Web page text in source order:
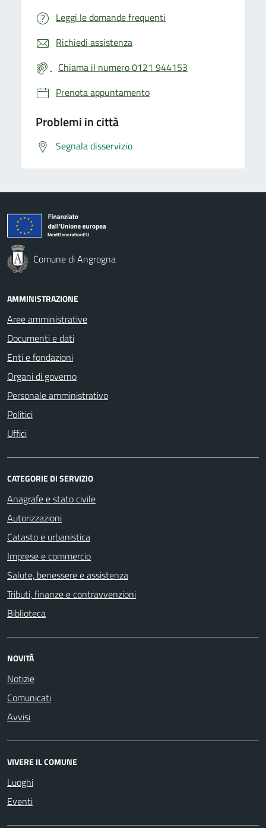
Leggi le domande frequenti
Richiedi assistenza
Chiama il numero 0121 944153
Prenota appuntamento
Problemi in città
Segnala disservizio
Comune di Angrogna
AMMINISTRAZIONE
Aree amministrative
Documenti e dati
Enti e fondazioni
Organi di governo
Personale amministrativo
Politici
Uffici
CATEGORIE DI SERVIZIO
Anagrafe e stato civile
Autorizzazioni
Catasto e urbanistica
Imprese e commercio
Salute, benessere e assistenza
Tributi, finanze e contravvenzioni
Biblioteca
NOVITÀ
Notizie
Comunicati
Avvisi
VIVERE IL COMUNE
Luoghi
Eventi